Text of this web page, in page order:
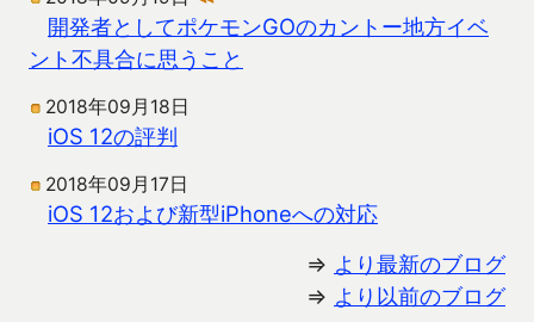
開発者としてポケモンGOのカントー地方イベ
ント不具合に思うこと
2018年09月18日
iOS 12の評判
2018年09月17日
iOS 12および新型iPhoneへの対応
⇒ より最新のブログ
⇒ より以前のブログ